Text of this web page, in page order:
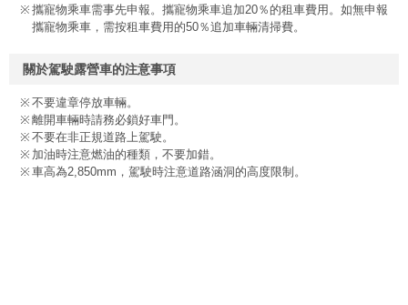
攜寵物乘車需事先申報。攜寵物乘車追加20％的租車費用。如無申報
攜寵物乘車，需按租車費用的50％追加車輛清掃費。
關於駕駛露營車的注意事項
不要違章停放車輛。
離開車輛時請務必鎖好車門。
不要在非正規道路上駕駛。
加油時注意燃油的種類，不要加錯。
車高為2,850mm，駕駛時注意道路涵洞的高度限制。